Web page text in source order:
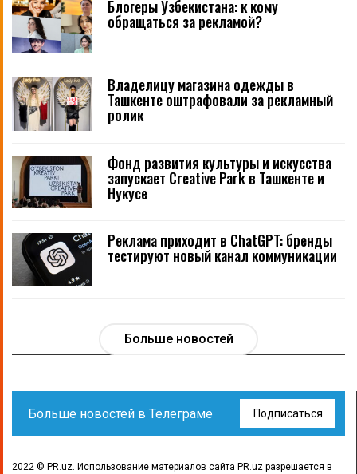
Блогеры Узбекистана: к кому
обращаться за рекламой?
Владелицу магазина одежды в
Ташкенте оштрафовали за рекламный
ролик
Фонд развития культуры и искусства
запускает Creative Park в Ташкенте и
Нукусе
Реклама приходит в ChatGPT: бренды
тестируют новый канал коммуникации
Больше новостей
Больше новостей в Телеграме Подписаться
2022 © PR.uz. Использование материалов сайта PR.uz разрешается в